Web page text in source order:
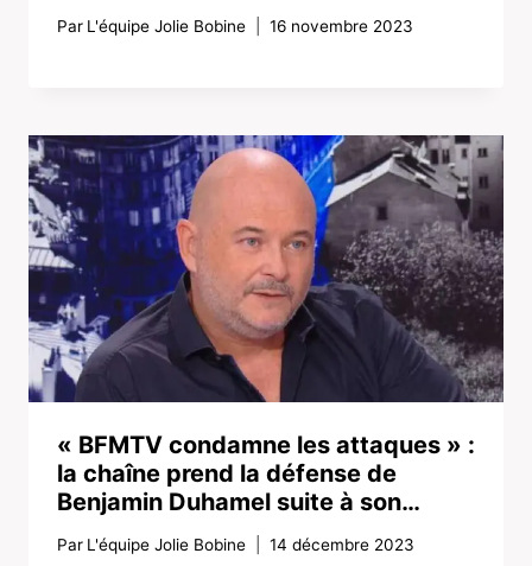
Par L'équipe Jolie Bobine 16 novembre 2023
« BFMTV condamne les attaques » :
la chaîne prend la défense de
Benjamin Duhamel suite à son…
Par L'équipe Jolie Bobine 14 décembre 2023